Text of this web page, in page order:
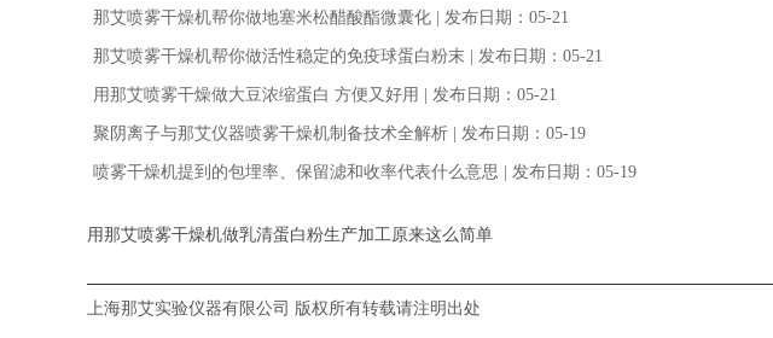
那艾喷雾干燥机帮你做地塞米松醋酸酯微囊化 | 发布日期：05-21
那艾喷雾干燥机帮你做活性稳定的免疫球蛋白粉末 | 发布日期：05-21
用那艾喷雾干燥做大豆浓缩蛋白 方便又好用 | 发布日期：05-21
聚阴离子与那艾仪器喷雾干燥机制备技术全解析 | 发布日期：05-19
喷雾干燥机提到的包埋率、保留滤和收率代表什么意思 | 发布日期：05-19
用那艾喷雾干燥机做乳清蛋白粉生产加工原来这么简单
上海那艾实验仪器有限公司 版权所有转载请注明出处